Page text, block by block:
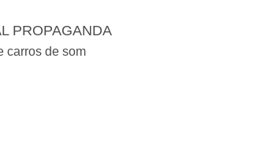
PROPAGANDA
carros de som